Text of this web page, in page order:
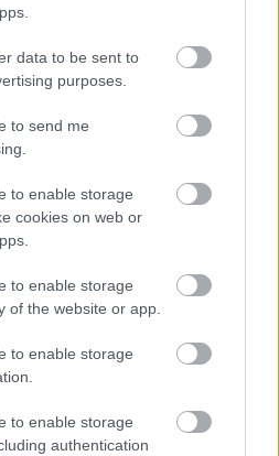
data to be sent to
purposes.
to send me
to enable storage
cookies on web or
to enable storage
of the website or app.
to enable storage
to enable storage
authentication
rendeleteikben
engedélyezik-e ezt a
továbbra is számos
lehetővé teszi az
ellenére, hogy a
veszélyezteti a
és rontja a levegő
döntésre is